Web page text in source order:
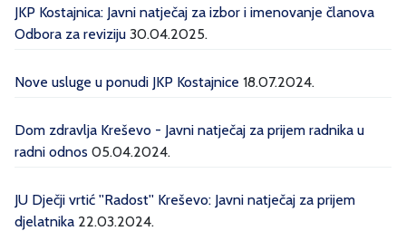
JKP Kostajnica: Javni natječaj za izbor i imenovanje članova
Odbora za reviziju 30.04.2025.
Nove usluge u ponudi JKP Kostajnice 18.07.2024.
Dom zdravlja Kreševo - Javni natječaj za prijem radnika u
radni odnos 05.04.2024.
JU Dječji vrtić ''Radost'' Kreševo: Javni natječaj za prijem
djelatnika 22.03.2024.